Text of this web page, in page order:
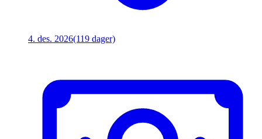
4. des. 2026(119 dager)